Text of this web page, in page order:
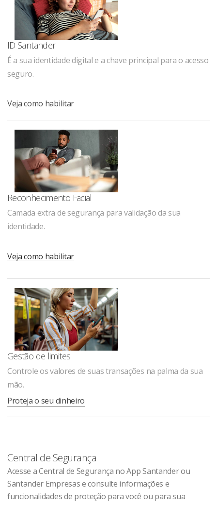
ID Santander
É a sua identidade digital e a chave principal para o acesso
seguro.
Veja como habilitar
Reconhecimento Facial
Camada extra de segurança para validação da sua
identidade.
Veja como habilitar
Gestão de limites
Controle os valores de suas transações na palma da sua
mão.
Proteja o seu dinheiro
Central de Segurança
Acesse a Central de Segurança no App Santander ou
Santander Empresas e consulte informações e
funcionalidades de proteção para você ou para sua